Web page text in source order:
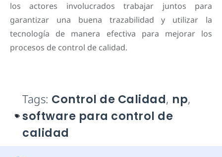
los actores involucrados trabajar juntos para
garantizar una buena trazabilidad y utilizar la
tecnología de manera efectiva para mejorar los
procesos de control de calidad.
Tags: Control de Calidad, np,
software para control de
calidad